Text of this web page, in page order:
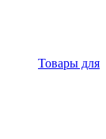
Товары для